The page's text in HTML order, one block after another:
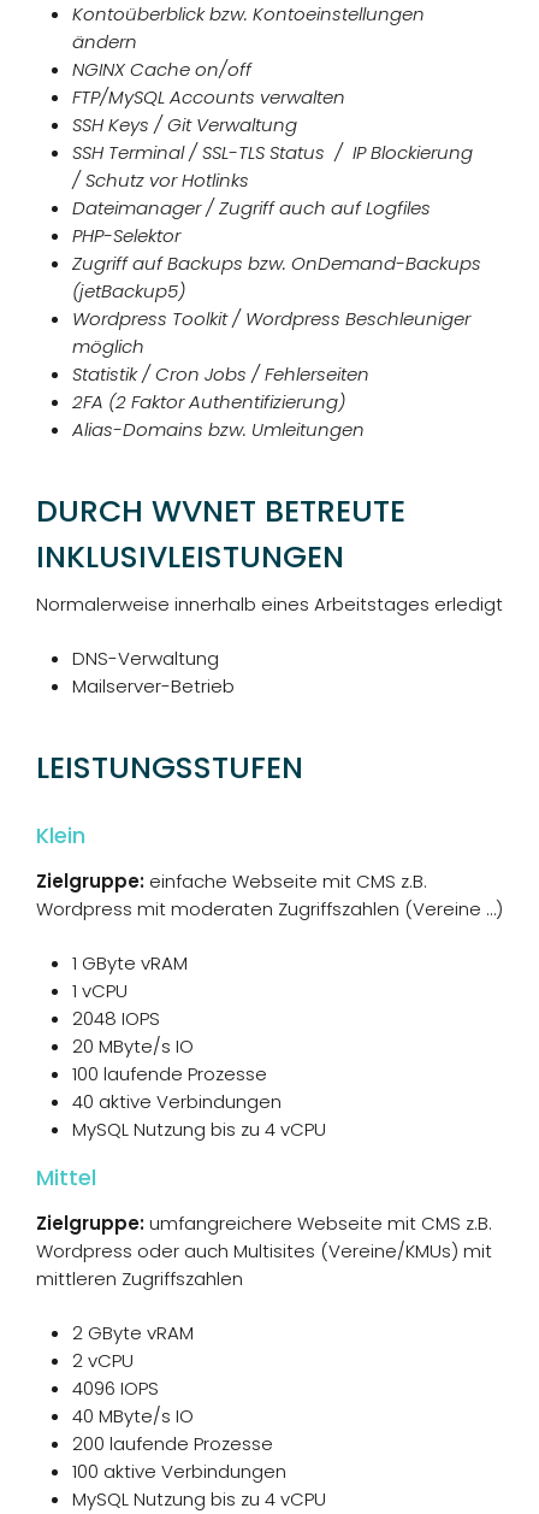
Kontoüberblick bzw. Kontoeinstellungen
ändern
NGINX Cache on/off
FTP/MySQL Accounts verwalten
SSH Keys / Git Verwaltung
SSH Terminal / SSL-TLS Status / IP Blockierung
/ Schutz vor Hotlinks
Dateimanager / Zugriff auch auf Logfiles
PHP-Selektor
Zugriff auf Backups bzw. OnDemand-Backups
(jetBackup5)
Wordpress Toolkit / Wordpress Beschleuniger
möglich
Statistik / Cron Jobs / Fehlerseiten
2FA (2 Faktor Authentifizierung)
Alias-Domains bzw. Umleitungen
DURCH WVNET BETREUTE
INKLUSIV­LEISTUNGEN
Normalerweise innerhalb eines Arbeitstages erledigt
DNS-Verwaltung
Mailserver-Betrieb
LEISTUNGSSTUFEN
Klein
Zielgruppe:einfache Webseite mit CMS z.B.
Wordpress mit moderaten Zugriffszahlen (Vereine …)
1 GByte vRAM
1 vCPU
2048 IOPS
20 MByte/s IO
100 laufende Prozesse
40 aktive Verbindungen
MySQL Nutzung bis zu 4 vCPU
Mittel
Zielgruppe:umfangreichere Webseite mit CMS z.B.
Wordpress oder auch Multisites (Vereine/KMUs) mit
mittleren Zugriffszahlen
2 GByte vRAM
2 vCPU
4096 IOPS
40 MByte/s IO
200 laufende Prozesse
100 aktive Verbindungen
MySQL Nutzung bis zu 4 vCPU